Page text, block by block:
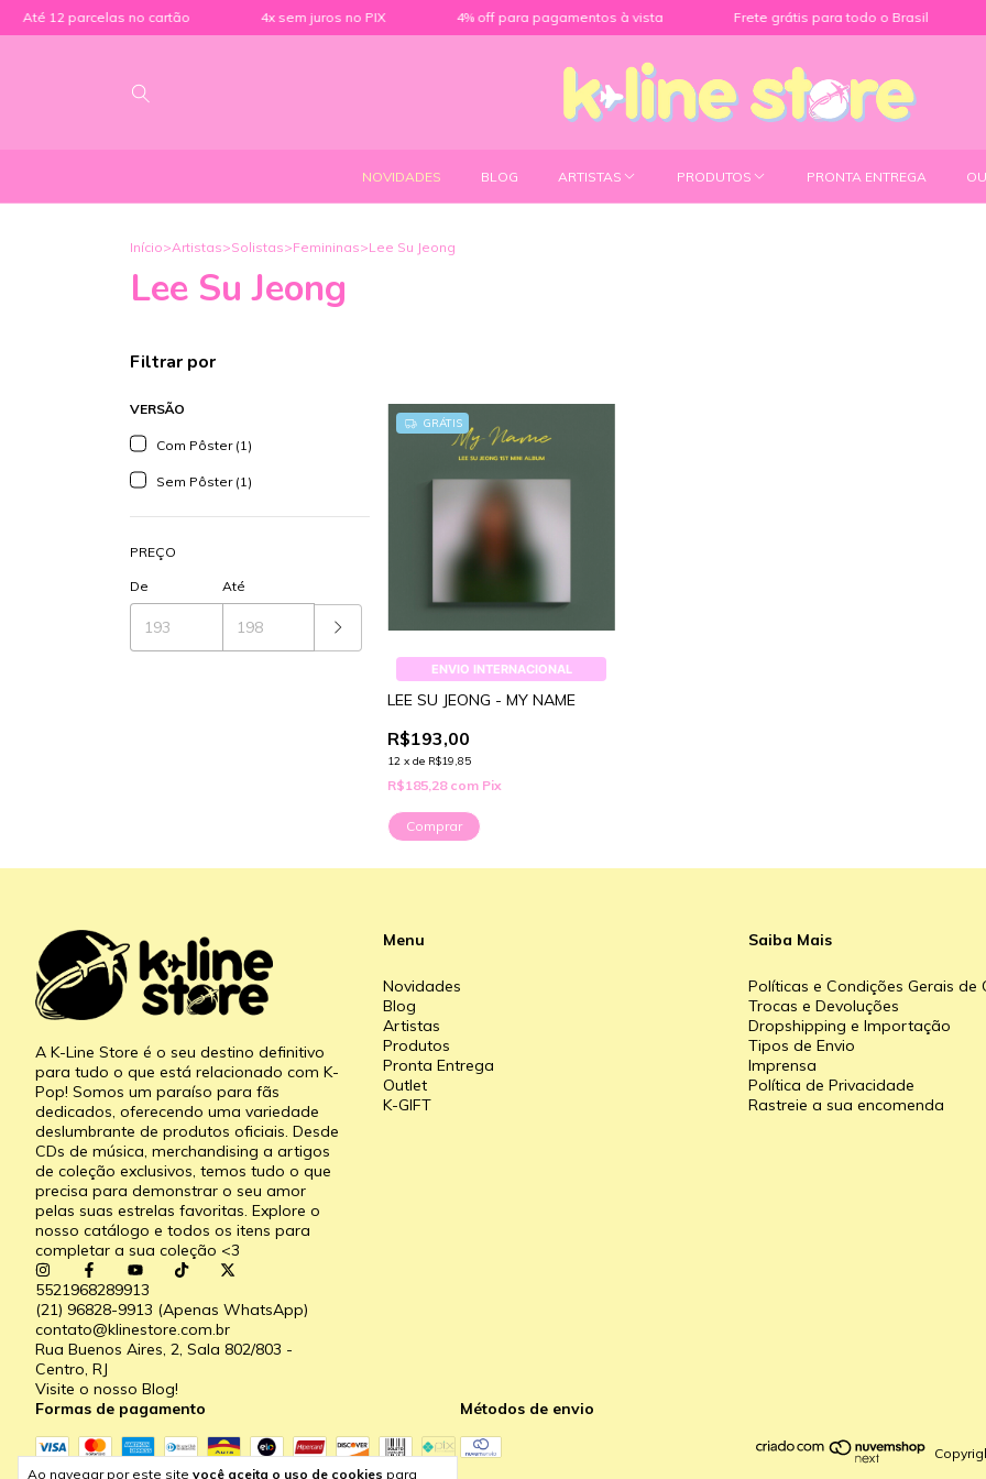
Até 12 parcelas no cartão 4x sem juros no PIX 4% off para pagamentos à vista Frete grátis para todo o Brasil
NOVIDADES BLOG ARTISTAS PRODUTOS PRONTA ENTREGA
Ao navegar por este site você aceita o uso de cookies para
Início>Artistas>Solistas>Femininas>Lee Su Jeong
Lee Su Jeong
Filtrar por
VERSÃO
Com Pôster (1)
Sem Pôster (1)
PREÇO
De Até
GRÁTIS
ENVIO INTERNACIONAL
LEE SU JEONG - MY NAME
R$193,00
12 xde R$19,85
R$185,28 com Pix
Comprar
A K-Line Store é o seu destino definitivo
para tudo o que está relacionado com K-
Pop! Somos um paraíso para fãs
dedicados, oferecendo uma variedade
deslumbrante de produtos oficiais. Desde
CDs de música, merchandising a artigos
de coleção exclusivos, temos tudo o que
precisa para demonstrar o seu amor
pelas suas estrelas favoritas. Explore o
nosso catálogo e todos os itens para
completar a sua coleção <3
5521968289913
(21) 96828-9913 (Apenas WhatsApp)
contato@klinestore.com.br
Rua Buenos Aires, 2, Sala 802/803 -
Centro, RJ
Visite o nosso Blog!
Menu
Novidades
Blog
Artistas
Produtos
Pronta Entrega
Outlet
K-GIFT
Saiba Mais
Políticas e Condições Gerais de
Trocas e Devoluções
Dropshipping e Importação
Tipos de Envio
Imprensa
Política de Privacidade
Rastreie a sua encomenda
Formas de pagamento Métodos de envio